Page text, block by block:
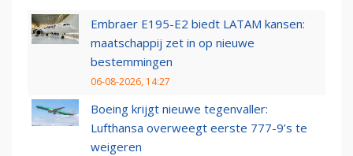
Embraer E195-E2 biedt LATAM kansen:
maatschappij zet in op nieuwe
bestemmingen
06-08-2026, 14:27
Boeing krijgt nieuwe tegenvaller:
Lufthansa overweegt eerste 777-9’s te
weigeren